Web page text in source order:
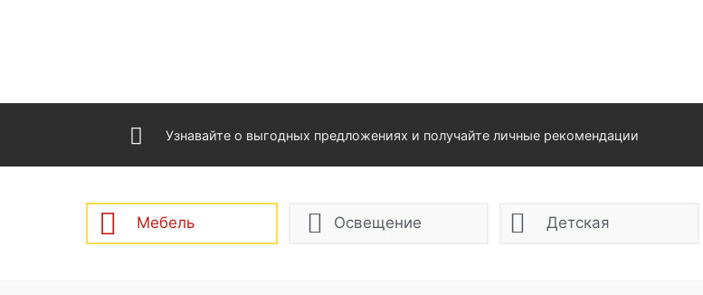
Узнавайте о выгодных предложениях и получайте личные рекомендации
Мебель Освещение Детская